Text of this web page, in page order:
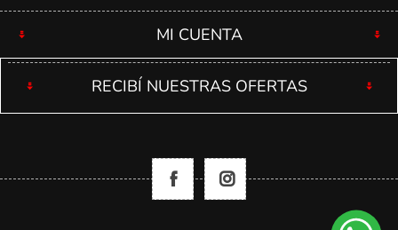
MI CUENTA
RECIBÍ NUESTRAS OFERTAS